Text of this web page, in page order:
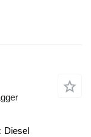
Diesel